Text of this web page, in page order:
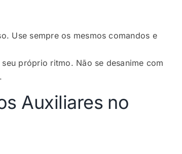
Use sempre os mesmos comandos e
próprio ritmo. Não se desanime com
Auxiliares no